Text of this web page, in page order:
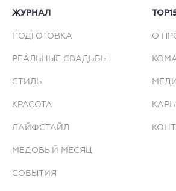
ЖУРНАЛ
ПОДГОТОВКА
РЕАЛЬНЫЕ СВАДЬБЫ
СТИЛЬ
КРАСОТА
ЛАЙФСТАЙЛ
МЕДОВЫЙ МЕСЯЦ
СОБЫТИЯ
О